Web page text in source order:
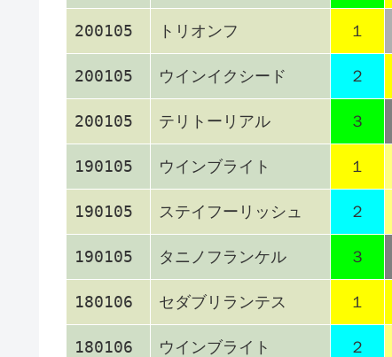
200105 トリオンフ １
200105 ウインイクシード ２
200105 テリトーリアル ３
190105 ウインブライト １
190105 ステイフーリッシュ ２
190105 タニノフランケル ３
180106 セダブリランテス １
180106 ウインブライト ２